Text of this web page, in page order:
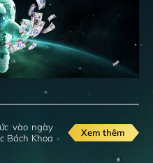
vào ngày
Bách Khoa
Xem thêm